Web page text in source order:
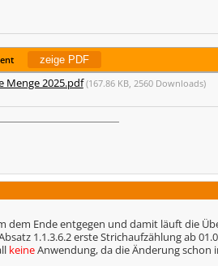
Menge 2025.pdf (167.86 KB, 2560 Downloads)
dem Ende entgegen und damit läuft die
1.1.3.6.2 erste Strichaufzählung ab
keineAnwendung, da die Änderung schon